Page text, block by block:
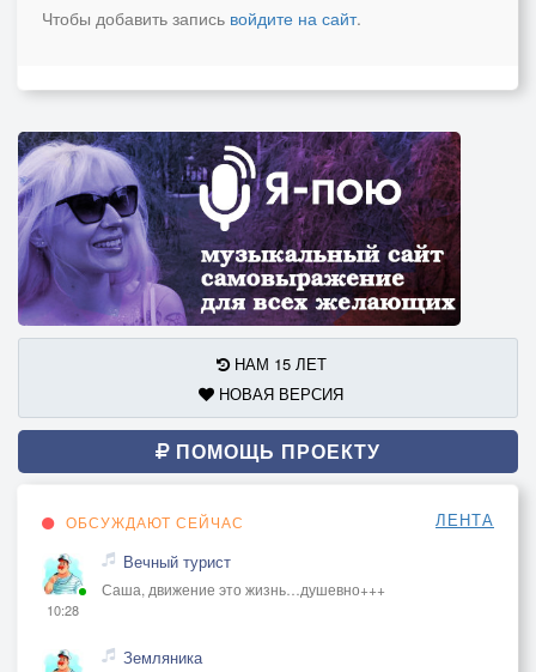
Чтобы добавить запись войдите на сайт.
НАМ 15 ЛЕТ
НОВАЯ ВЕРСИЯ
ПОМОЩЬ ПРОЕКТУ
ОБСУЖДАЮТ СЕЙЧАС ЛЕНТА
10:28
Вечный турист
Саша, движение это жизнь…душевно+++
Земляника